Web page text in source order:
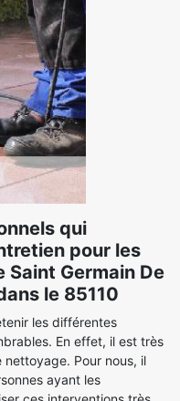
qui
pour les
Germain De
le 85110
les différentes
En effet, il est très
Pour nous, il
ayant les